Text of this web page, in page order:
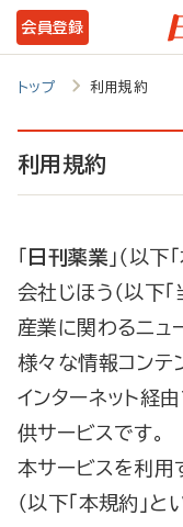
メ
イ
テ
に
移
動
会員登録
トップ 利用規約
利用規約
日刊薬業 ｣（以下
会社じほう（以下
産業に関わるニュ
様々な情報コンテ
インターネット経
供サービスです。
本サービスを利用
（以下「本規約」